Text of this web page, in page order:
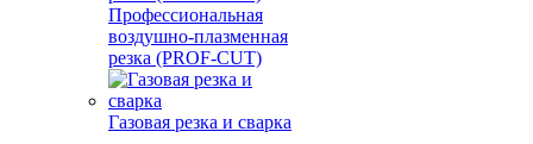
Профессиональная
воздушно-плазменная
резка (PROF-CUT)
Газовая резка и сварка